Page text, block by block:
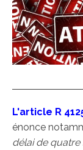
L'article R
énonce
délai de quatre